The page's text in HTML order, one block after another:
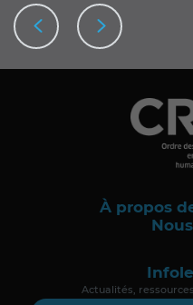
À propos
Actualités,